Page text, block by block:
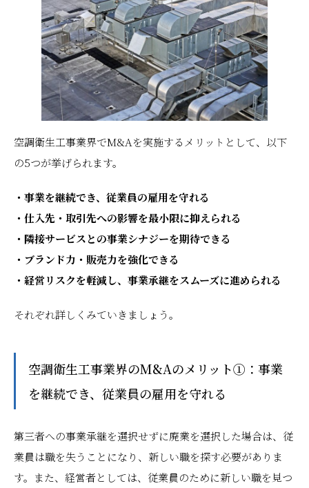
空調衛生工事業界でM&Aを実施するメリットとして、以下
の5つが挙げられます。
・事業を継続でき、従業員の雇用を守れる
・仕入先・取引先への影響を最小限に抑えられる
・隣接サービスとの事業シナジーを期待できる
・ブランド力・販売力を強化できる
・経営リスクを軽減し、事業承継をスムーズに進められる
それぞれ詳しくみていきましょう。
空調衛生工事業界のM&Aのメリット①：事業
を継続でき、従業員の雇用を守れる
第三者への事業承継を選択せずに廃業を選択した場合は、従
業員は職を失うことになり、新しい職を探す必要がありま
す。また、経営者としては、従業員のために新しい職を見つ